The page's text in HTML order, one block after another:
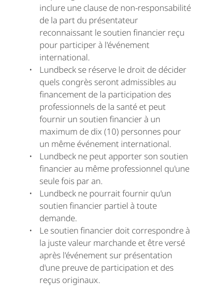
inclure une clause de non-responsabilité
de la part du présentateur
reconnaissant le soutien financier reçu
pour participer à l'événement
international.
Lundbeck se réserve le droit de décider
quels congrès seront admissibles au
financement de la participation des
professionnels de la santé et peut
fournir un soutien financier à un
maximum de dix (10) personnes pour
un même événement international.
Lundbeck ne peut apporter son soutien
financier au même professionnel qu'une
seule fois par an.
Lundbeck ne pourrait fournir qu'un
soutien financier partiel à toute
demande.
Le soutien financier doit correspondre à
la juste valeur marchande et être versé
après l'événement sur présentation
d'une preuve de participation et des
reçus originaux.